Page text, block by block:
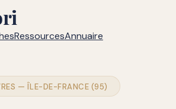
RessourcesAnnuaire
— ÎLE-DE-FRANCE (95)